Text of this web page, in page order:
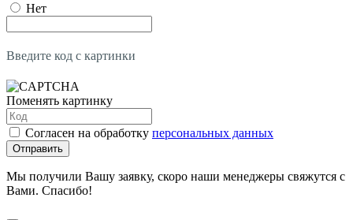
Нет
Введите код с картинки
Поменять картинку
Согласен на обработку персональных данных
Отправить
Мы получили Вашу заявку, скоро наши менеджеры свяжутся с
Вами. Спасибо!